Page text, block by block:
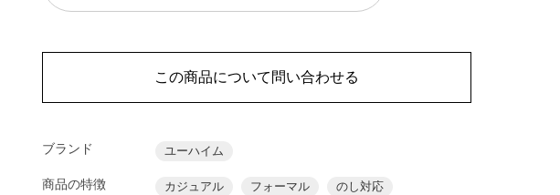
この商品について問い合わせる
ブランド ユーハイム
商品の特徴 カジュアル フォーマル
のし対応